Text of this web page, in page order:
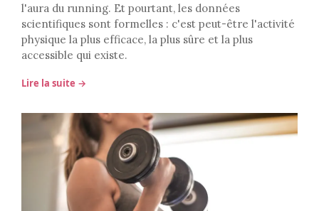
l'aura du running. Et pourtant, les données
scientifiques sont formelles : c'est peut-être l'activité
physique la plus efficace, la plus sûre et la plus
accessible qui existe.
Lire la suite →